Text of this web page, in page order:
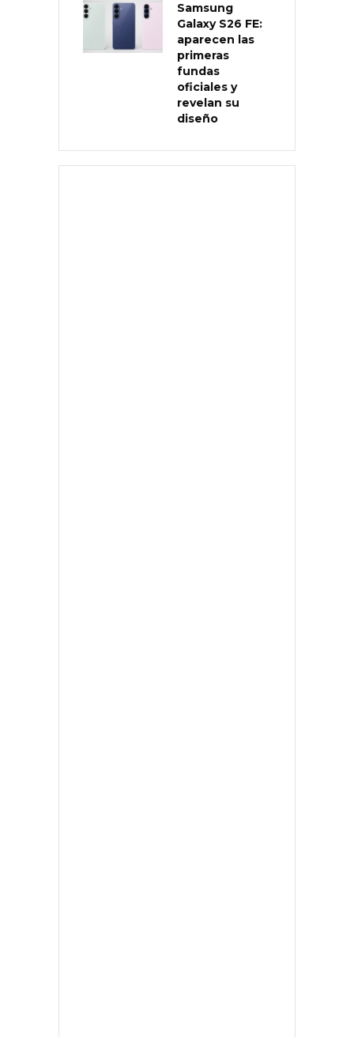
Samsung
Galaxy S26 FE:
aparecen las
primeras
fundas
oficiales y
revelan su
diseño